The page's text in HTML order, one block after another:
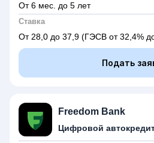
От 6 мес. до 5 лет
Ставка
От 28,0 до 37,9 (ГЭСВ от 32,4%
Подать
Freedom Bank
Цифровой